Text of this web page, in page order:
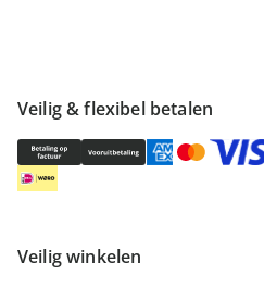
Veilig & flexibel betalen
Veilig winkelen